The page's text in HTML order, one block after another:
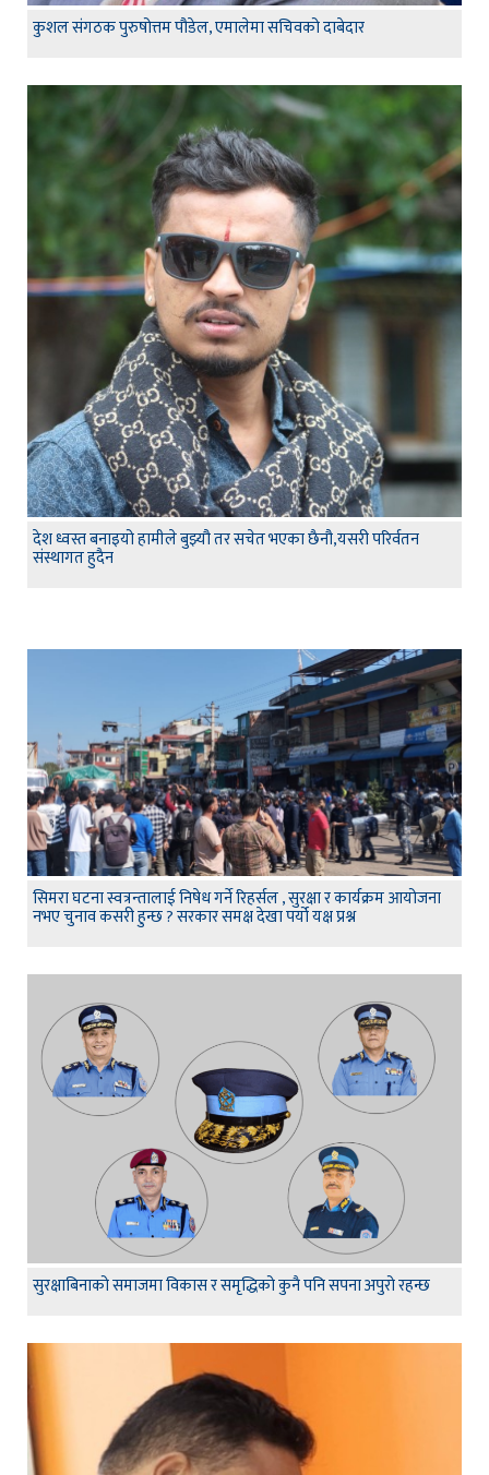
कुशल संगठक पुरुषोत्तम पौडेल, एमालेमा सचिवको दाबेदार
देश ध्वस्त बनाइयो हामीले बुझ्यौ तर सचेत भएका छैनौ,यसरी परिर्वतन
संस्थागत हुदैन
सिमरा घटना स्वत्रन्तालाई निषेध गर्ने रिहर्सल , सुरक्षा र कार्यक्रम आयोजना
नभए चुनाव कसरी हुन्छ ? सरकार समक्ष देखा पर्यो यक्ष प्रश्न
सुरक्षाबिनाको समाजमा विकास र समृद्धिको कुनै पनि सपना अपुरो रहन्छ